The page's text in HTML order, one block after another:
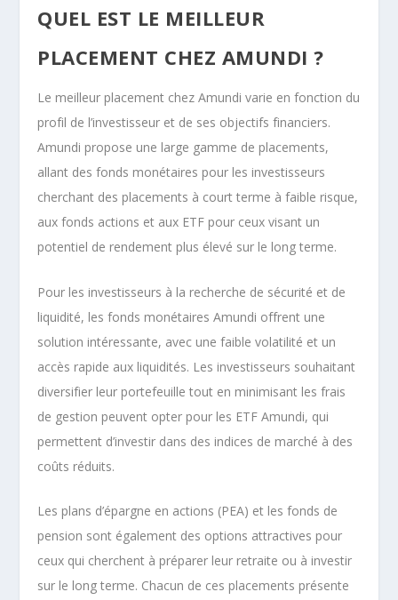
QUEL EST LE MEILLEUR
PLACEMENT CHEZ AMUNDI ?
Le meilleur placement chez Amundi varie en fonction du
profil de l’investisseur et de ses objectifs financiers.
Amundi propose une large gamme de placements,
allant des fonds monétaires pour les investisseurs
cherchant des placements à court terme à faible risque,
aux fonds actions et aux ETF pour ceux visant un
potentiel de rendement plus élevé sur le long terme.
Pour les investisseurs à la recherche de sécurité et de
liquidité, les fonds monétaires Amundi offrent une
solution intéressante, avec une faible volatilité et un
accès rapide aux liquidités. Les investisseurs souhaitant
diversifier leur portefeuille tout en minimisant les frais
de gestion peuvent opter pour les ETF Amundi, qui
permettent d’investir dans des indices de marché à des
coûts réduits.
Les plans d’épargne en actions (PEA) et les fonds de
pension sont également des options attractives pour
ceux qui cherchent à préparer leur retraite ou à investir
sur le long terme. Chacun de ces placements présente